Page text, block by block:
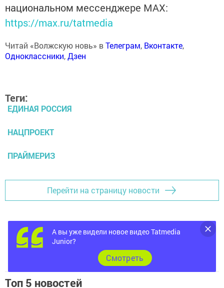
национальном мессенджере MАХ:
https://max.ru/tatmedia
Читай «Волжскую новь» вТелеграм, Вконтакте,
Одноклассники,Дзен
Теги:
ЕДИНАЯ РОССИЯ
НАЦПРОЕКТ
ПРАЙМЕРИЗ
Перейти на страницу новости
Топ 5 новостей
А вы уже видели новое видео Tatmedia
Junior?
Cмотреть